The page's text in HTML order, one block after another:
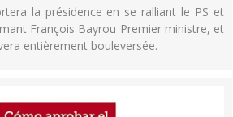
la présidence en se ralliant le PS et
François Bayrou Premier ministre, et
entièrement bouleversée.